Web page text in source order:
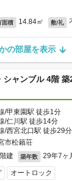
面積 14.84㎡ 敷/礼
の部屋を表示
シャンブル 4階
/甲東園駅 徒歩1分
/仁川駅 徒歩14分
/西宮北口駅 徒歩29分
市松籟荘
建 築年数 29年7ヶ
オートロック